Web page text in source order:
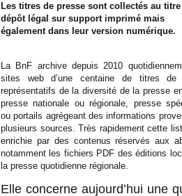
Les titres de presse sont collectés au
dépôt légal sur support imprimé mais
également dans leur version numérique.
La BnF archive depuis 2010
sites web d’une centaine de titres de
représentatifs de la diversité de la presse
presse nationale ou régionale, presse
ou portails agrégeant des informations
plusieurs sources. Très rapidement cette
enrichie par des contenus réservés aux
notamment les fichiers PDF des éditions
la presse quotidienne régionale.
Elle concerne aujourd’hui une